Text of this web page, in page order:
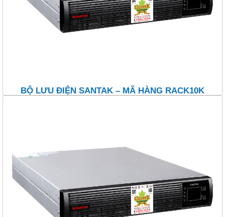
BỘ LƯU ĐIỆN SANTAK – MÃ HÀNG RACK10K